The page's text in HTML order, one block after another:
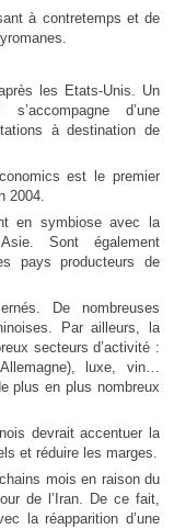
à contretemps et de
les Etats-Unis. Un
d’une
à destination de
est le premier
2004.
en symbiose avec la
Sont également
pays producteurs de
De nombreuses
Par ailleurs, la
secteurs d’activité :
luxe, vin…
plus en plus nombreux
devrait accentuer la
et réduire les marges.
mois en raison du
de l’Iran. De ce fait,
la réapparition d’une